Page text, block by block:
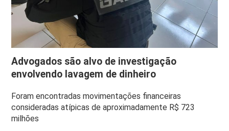
Advogados são alvo de investigação
envolvendo lavagem de dinheiro
Foram encontradas movimentações financeiras
consideradas atípicas de aproximadamente R$ 723
milhões